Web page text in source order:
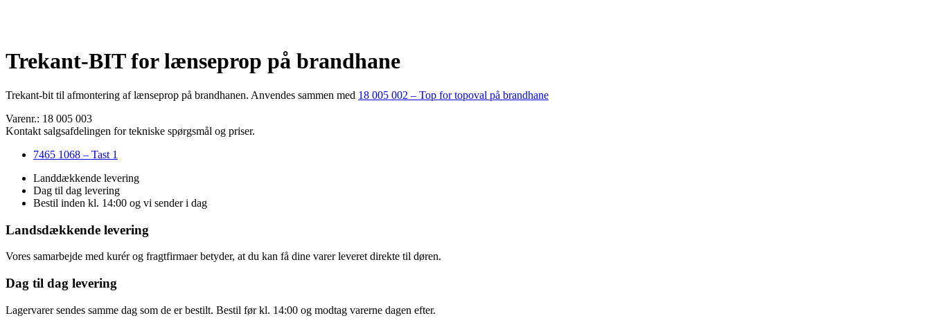
Trekant-BIT for lænseprop på brandhane
Trekant-bit til afmontering af lænseprop på brandhanen. Anvendes sammen med 18 005 002 – Top for topoval på brandhane
Varenr.: 18 005 003
Kontakt salgsafdelingen for tekniske spørgsmål og priser.
7465 1068 – Tast 1
Landdækkende levering
Dag til dag levering
Bestil inden kl. 14:00 og vi sender i dag
Landsdækkende levering
Vores samarbejde med kurér og fragtfirmaer betyder, at du kan få dine varer leveret direkte til døren.
Dag til dag levering
Lagervarer sendes samme dag som de er bestilt. Bestil før kl. 14:00 og modtag varerne dagen efter.